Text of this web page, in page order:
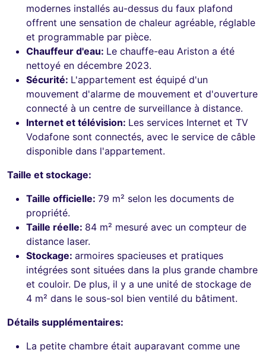
modernes installés au-dessus du faux plafond
offrent une sensation de chaleur agréable, réglable
et programmable par pièce.
Chauffeur d'eau: Le chauffe-eau Ariston a été
nettoyé en décembre 2023.
Sécurité: L'appartement est équipé d'un
mouvement d'alarme de mouvement et d'ouverture
connecté à un centre de surveillance à distance.
Internet et télévision: Les services Internet et TV
Vodafone sont connectés, avec le service de câble
disponible dans l'appartement.
Taille et stockage:
Taille officielle: 79 m² selon les documents de
propriété.
Taille réelle: 84 m² mesuré avec un compteur de
distance laser.
Stockage: armoires spacieuses et pratiques
intégrées sont situées dans la plus grande chambre
et couloir. De plus, il y a une unité de stockage de
4 m² dans le sous-sol bien ventilé du bâtiment.
Détails supplémentaires:
La petite chambre était auparavant comme une